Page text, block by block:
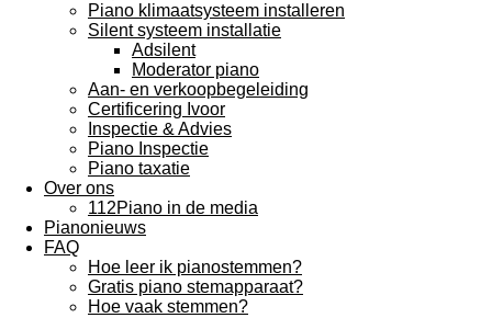
Piano klimaatsysteem installeren
Silent systeem installatie
Adsilent
Moderator piano
Aan- en verkoopbegeleiding
Certificering Ivoor
Inspectie & Advies
Piano Inspectie
Piano taxatie
Over ons
112Piano in de media
Pianonieuws
FAQ
Hoe leer ik pianostemmen?
Gratis piano stemapparaat?
Hoe vaak stemmen?